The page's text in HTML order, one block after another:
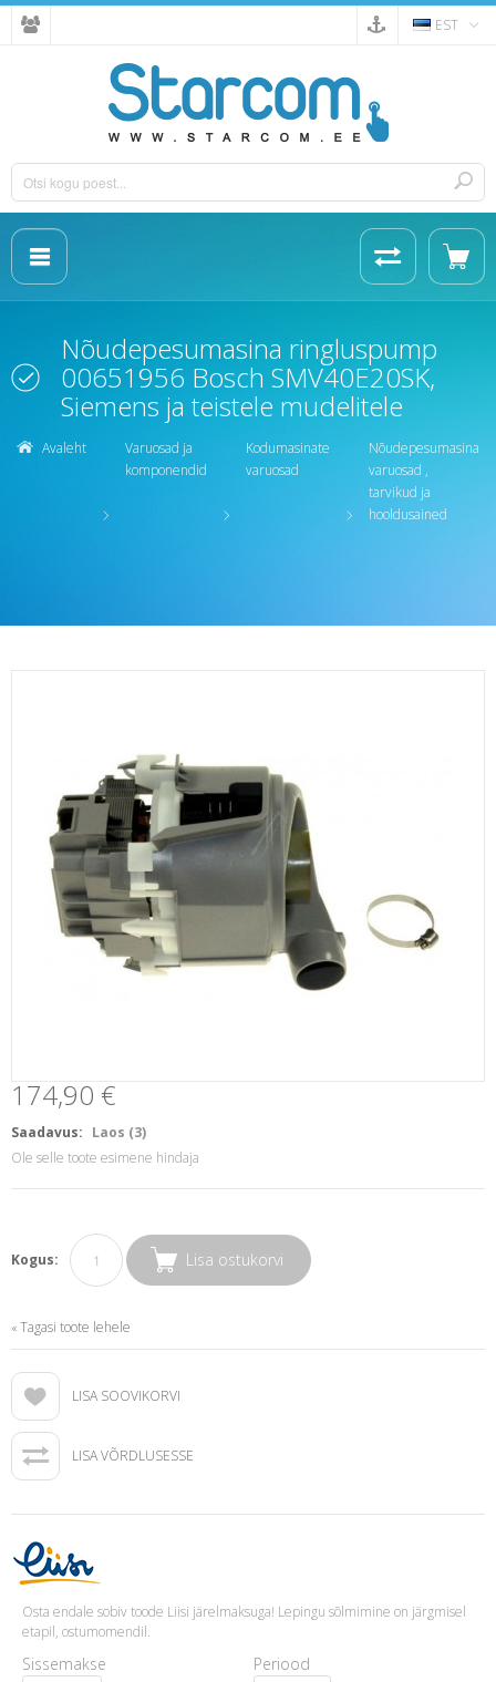
EST
Nõudepesumasina ringluspump
00651956 Bosch SMV40E20SK,
Siemens ja teistele mudelitele
Avaleht
Varuosad ja
komponendid
Kodumasinate
varuosad
Nõudepesumasina
varuosad ,
tarvikud ja
hooldusained
174,90 €
Saadavus: Laos (3)
Ole selle toote esimene hindaja
Kogus: Lisa ostukorvi
« Tagasi toote lehele
LISA SOOVIKORVI
LISA VÕRDLUSESSE
Osta endale sobiv toode Liisi järelmaksuga! Lepingu sõlmimine on järgmisel
etapil, ostumomendil.
Sissemakse Periood